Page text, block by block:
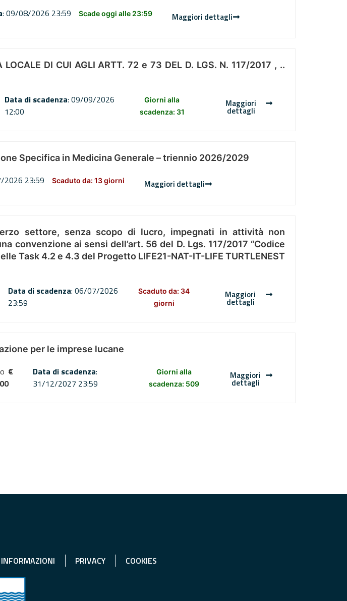
: 09/08/2026 23:59 Scade oggi alle 23:59 Maggiori dettagli
DI CUI AGLI ARTT. 72 e 73 DEL D. LGS. N. 117/2017 , ..
Data di scadenza: 09/09/2026
12:00
Giorni alla
scadenza: 31
Maggiori
dettagli
Specifica in Medicina Generale – triennio 2026/2029
2026 23:59 Scaduto da: 13 giorni Maggiori dettagli
settore, senza scopo di lucro, impegnati in attività non
convenzione ai sensi dell’art. 56 del D. Lgs. 117/2017 “Codice
Task 4.2 e 4.3 del Progetto LIFE21-NAT-IT-LIFE TURTLENEST
Data di scadenza: 06/07/2026
23:59
Scaduto da: 34
giorni
Maggiori
dettagli
per le imprese lucane
€
Data di scadenza:
31/12/2027 23:59
Giorni alla
scadenza: 509
Maggiori
dettagli
INFORMAZIONI PRIVACY COOKIES